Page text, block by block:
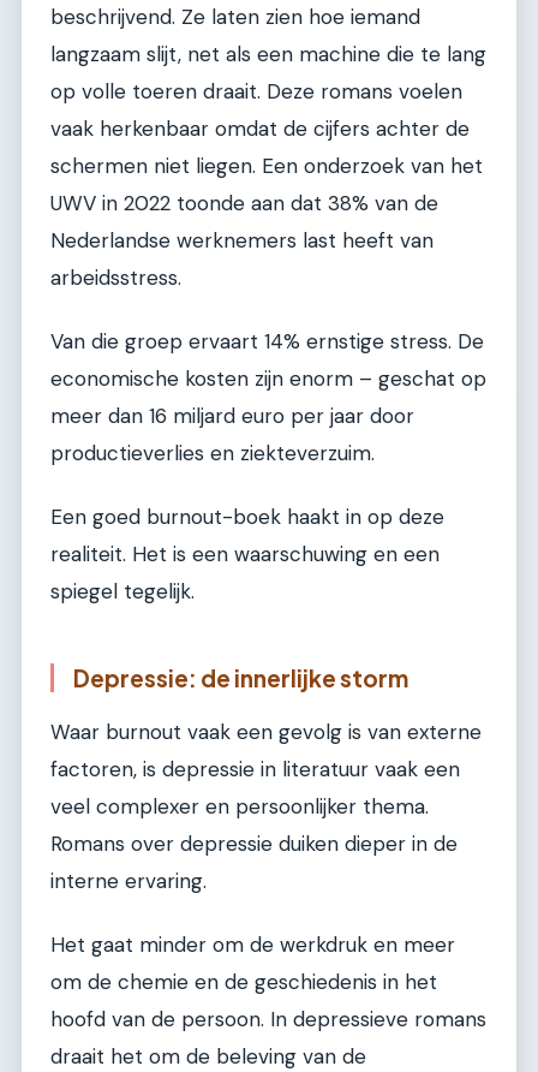
beschrijvend. Ze laten zien hoe iemand
langzaam slijt, net als een machine die te lang
op volle toeren draait. Deze romans voelen
vaak herkenbaar omdat de cijfers achter de
schermen niet liegen. Een onderzoek van het
UWV in 2022 toonde aan dat 38% van de
Nederlandse werknemers last heeft van
arbeidsstress.
Van die groep ervaart 14% ernstige stress. De
economische kosten zijn enorm – geschat op
meer dan 16 miljard euro per jaar door
productieverlies en ziekteverzuim.
Een goed burnout-boek haakt in op deze
realiteit. Het is een waarschuwing en een
spiegel tegelijk.
Depressie: de innerlijke storm
Waar burnout vaak een gevolg is van externe
factoren, is depressie in literatuur vaak een
veel complexer en persoonlijker thema.
Romans over depressie duiken dieper in de
interne ervaring.
Het gaat minder om de werkdruk en meer
om de chemie en de geschiedenis in het
hoofd van de persoon. In depressieve romans
draait het om de beleving van de